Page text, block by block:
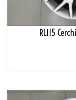
RL115